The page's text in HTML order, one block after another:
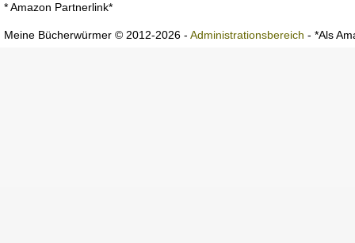
* Amazon Partnerlink*
Meine Bücherwürmer © 2012-2026 - Administrationsbereich - *Als